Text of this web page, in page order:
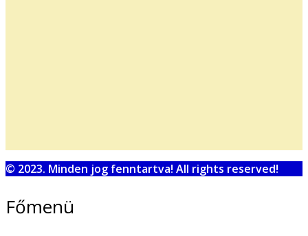
© 2023. Minden jog fenntartva! All rights reserved!
Főmenü